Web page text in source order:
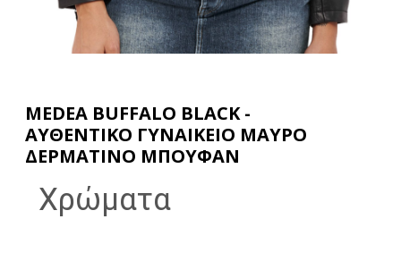
MEDEA BUFFALO BLACK -
ΑΥΘΕΝΤΙΚΟ ΓΥΝΑΙΚΕΙΟ ΜΑΥΡΟ
ΔΕΡΜΑΤΙΝΟ ΜΠΟΥΦΑΝ
Χρώματα